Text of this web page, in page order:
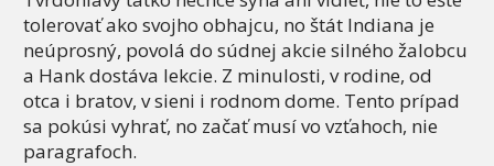
tolerovať ako svojho obhajcu, no štát Indiana je
neúprosný, povolá do súdnej akcie silného žalobcu
a Hank dostáva lekcie. Z minulosti, v rodine, od
otca i bratov, v sieni i rodnom dome. Tento prípad
sa pokúsi vyhrať, no začať musí vo vzťahoch, nie
paragrafoch.